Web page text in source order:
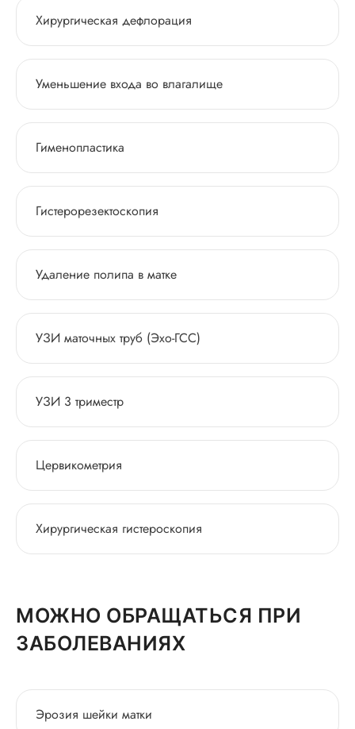
Хирургическая дефлорация
Уменьшение входа во влагалище
Гименопластика
Гистерорезектоскопия
Удаление полипа в матке
УЗИ маточных труб (Эхо-ГСС)
УЗИ 3 триместр
Цервикометрия
Хирургическая гистероскопия
МОЖНО ОБРАЩАТЬСЯ ПРИ
ЗАБОЛЕВАНИЯХ
Эрозия шейки матки